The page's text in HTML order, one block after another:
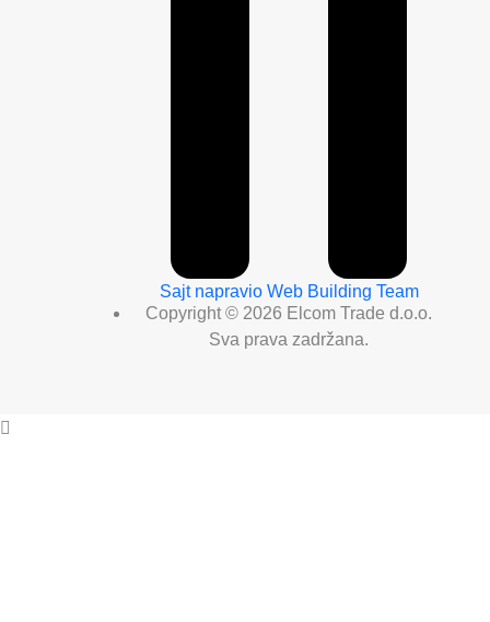
Copyright © 2026 Elcom Trade d.o.o.
Sva prava zadržana.
Sajt napravio Web Building Team